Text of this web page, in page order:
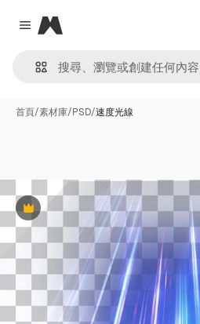
Close menu
Magnific
首頁/素材庫/PSD/速度光線
Premium